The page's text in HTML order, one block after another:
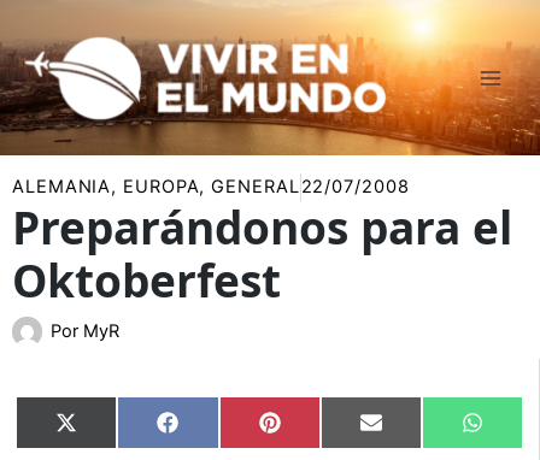
al
contenido
ALEMANIA, EUROPA,GENERAL22/07/2008
Preparándonos para el
Oktoberfest
Por MyR
Compartir
en
X
(Twitter)
Compartir
en
Facebook Compartir
en
Pinterest Compartir
en
Email
en